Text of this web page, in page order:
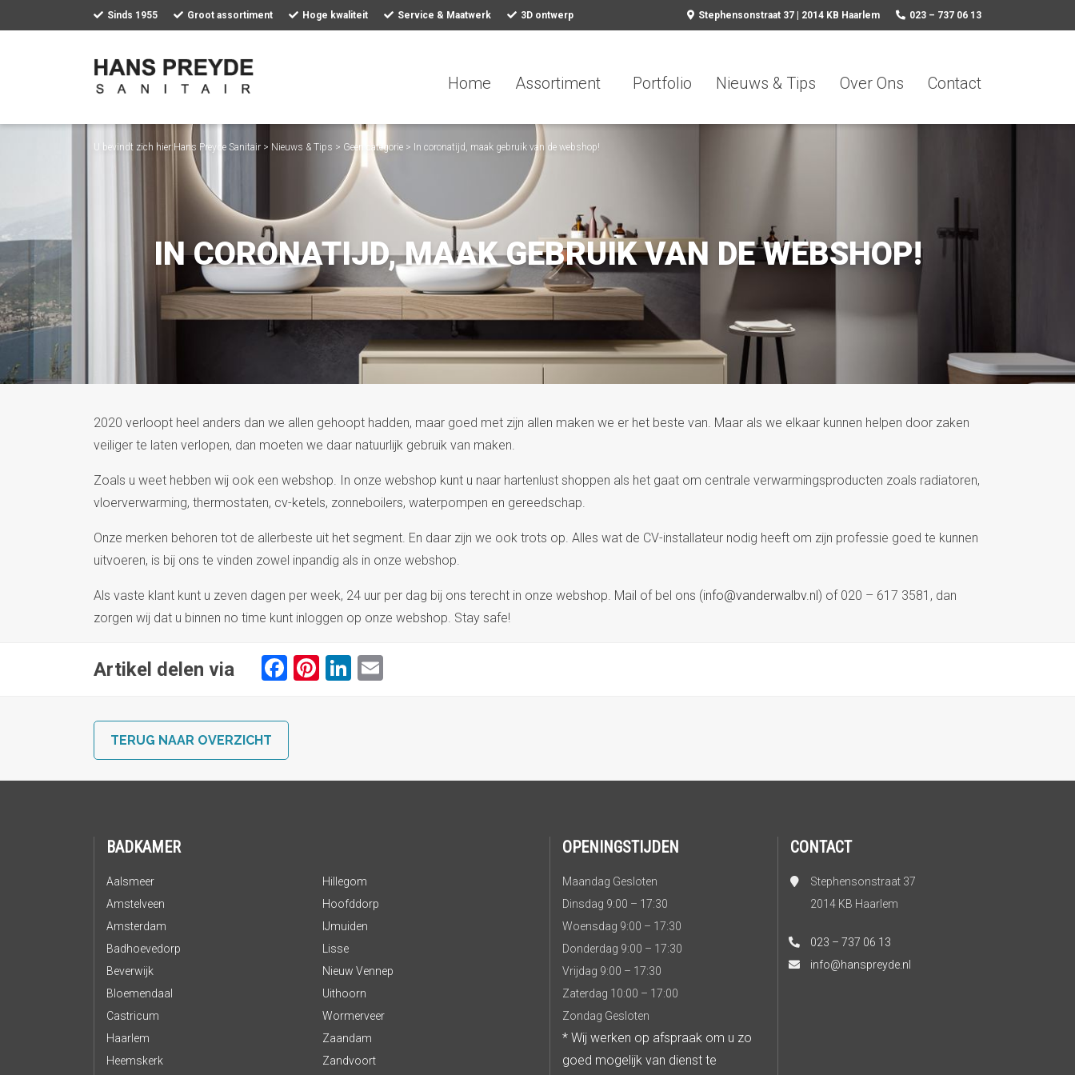
Home
Portfolio
Sinds 1955 Groot assortiment Hoge kwaliteit Service & Maatwerk 3D ontwerp Stephensonstraat 37 | 2014 KB Haarlem 023 – 737 06 13
Home Assortiment Portfolio Nieuws & Tips Over Ons Contact
U bevindt zich hier:Hans Preyde Sanitair > Nieuws & Tips > Geen categorie > In coronatijd, maak gebruik van de webshop!
IN CORONATIJD, MAAK GEBRUIK VAN DE WEBSHOP!
2020 verloopt heel anders dan we allen gehoopt hadden, maar goed met zijn allen maken we er het beste van. Maar als we elkaar kunnen helpen door zaken
veiliger te laten verlopen, dan moeten we daar natuurlijk gebruik van maken.
Zoals u weet hebben wij ook een webshop. In onze webshop kunt u naar hartenlust shoppen als het gaat om centrale verwarmingsproducten zoals radiatoren,
vloerverwarming, thermostaten, cv-ketels, zonneboilers, waterpompen en gereedschap.
Onze merken behoren tot de allerbeste uit het segment. En daar zijn we ook trots op. Alles wat de CV-installateur nodig heeft om zijn professie goed te kunnen
uitvoeren, is bij ons te vinden zowel inpandig als in onze webshop.
Als vaste klant kunt u zeven dagen per week, 24 uur per dag bij ons terecht in onze webshop. Mail of bel ons (info@vanderwalbv.nl) of 020 – 617 3581, dan
zorgen wij dat u binnen no time kunt inloggen op onze webshop. Stay safe!
Artikel delen via Facebook
Pinterest
LinkedIn
TERUG NAAR OVERZICHT
BADKAMER
Aalsmeer
Amstelveen
Amsterdam
Badhoevedorp
Beverwijk
Bloemendaal
Castricum
Haarlem
Heemskerk
Hillegom
Hoofddorp
IJmuiden
Lisse
Nieuw Vennep
Uithoorn
Wormerveer
Zaandam
Zandvoort
OPENINGSTIJDEN
Maandag Gesloten
Dinsdag 9:00 – 17:30
Woensdag 9:00 – 17:30
Donderdag 9:00 – 17:30
Vrijdag 9:00 – 17:30
Zaterdag 10:00 – 17:00
Zondag Gesloten
* Wij werken op afspraak om u zo
goed mogelijk van dienst te
CONTACT
Stephensonstraat 37
2014 KB Haarlem
023 – 737 06 13
info@hanspreyde.nl